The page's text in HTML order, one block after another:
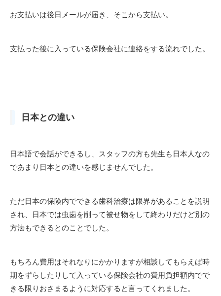
お支払いは後日メールが届き、そこから支払い。
支払った後に入っている保険会社に連絡をする流れでした。
日本との違い
日本語で会話ができるし、スタッフの方も先生も日本人なの
であまり日本との違いを感じませんでした。
ただ日本の保険内でできる歯科治療は限界があることを説明
され、日本では虫歯を削って被せ物をして終わりだけど別の
方法もできるとのことでした。
もちろん費用はそれなりにかかりますが相談してもらえば時
期をずらしたりして入っている保険会社の費用負担額内でで
きる限りおさまるように対応すると言ってくれました。